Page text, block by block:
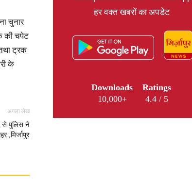
चुनार
की चपेट
ट्रक
के
अगला लेख
से पुलिस ने
,मिर्जापुर
हर वक्त खबरों का अपडेट
Downloads
10,000+
Ratings
4.4 / 5